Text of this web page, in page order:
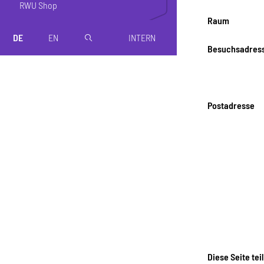
RWU Shop
DE EN magnifier INTERN
Raum
Postadresse
Diese Seite